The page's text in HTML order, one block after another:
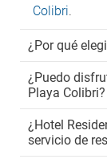
Colibri.
¿Por qué
¿Puedo
Playa Colibri?
¿Hotel
servicio de